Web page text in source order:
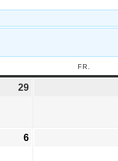
FR.
29
6